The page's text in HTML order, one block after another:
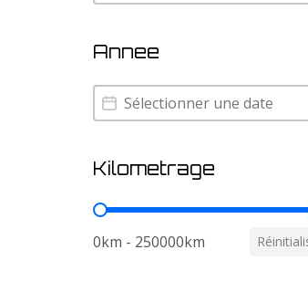
Annee
Annee
Annee
Kilometrage
Kilometrage
0km - 250000km